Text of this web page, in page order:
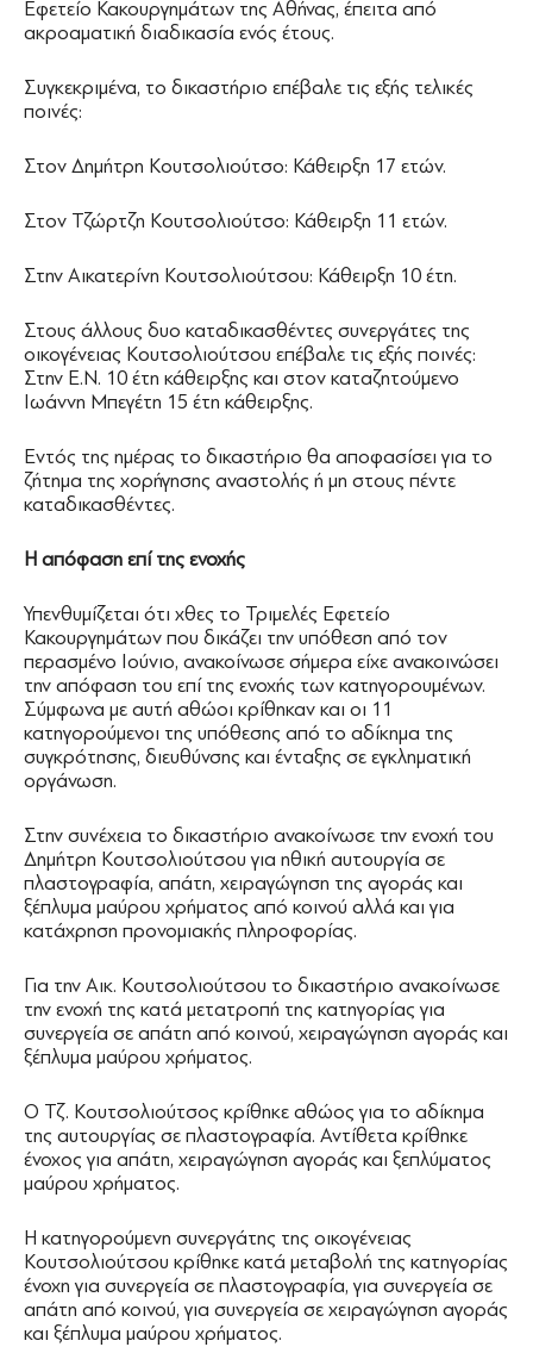
Εφετείο Κακουργημάτων της Αθήνας, έπειτα από
ακροαματική διαδικασία ενός έτους.
Συγκεκριμένα, το δικαστήριο επέβαλε τις εξής τελικές
ποινές:
Στον Δημήτρη Κουτσολιούτσο: Κάθειρξη 17 ετών.
Στον Τζώρτζη Κουτσολιούτσο: Κάθειρξη 11 ετών.
Στην Αικατερίνη Κουτσολιούτσου: Κάθειρξη 10 έτη.
Στους άλλους δυο καταδικασθέντες συνεργάτες της
οικογένειας Κουτσολιούτσου επέβαλε τις εξής ποινές:
Στην Ε.Ν. 10 έτη κάθειρξης και στον καταζητούμενο
Ιωάννη Μπεγέτη 15 έτη κάθειρξης.
Εντός της ημέρας το δικαστήριο θα αποφασίσει για το
ζήτημα της χορήγησης αναστολής ή μη στους πέντε
καταδικασθέντες.
Η απόφαση επί της ενοχής
Υπενθυμίζεται ότι χθες το Τριμελές Εφετείο
Κακουργημάτων που δικάζει την υπόθεση από τον
περασμένο Ιούνιο, ανακοίνωσε σήμερα είχε ανακοινώσει
την απόφαση του επί της ενοχής των κατηγορουμένων.
Σύμφωνα με αυτή αθώοι κρίθηκαν και οι 11
κατηγορούμενοι της υπόθεσης από το αδίκημα της
συγκρότησης, διευθύνσης και ένταξης σε εγκληματική
οργάνωση.
Στην συνέχεια το δικαστήριο ανακοίνωσε την ενοχή του
Δημήτρη Κουτσολιούτσου για ηθική αυτουργία σε
πλαστογραφία, απάτη, χειραγώγηση της αγοράς και
ξέπλυμα μαύρου χρήματος από κοινού αλλά και για
κατάχρηση προνομιακής πληροφορίας.
Για την Αικ. Κουτσολιούτσου το δικαστήριο ανακοίνωσε
την ενοχή της κατά μετατροπή της κατηγορίας για
συνεργεία σε απάτη από κοινού, χειραγώγηση αγοράς και
ξέπλυμα μαύρου χρήματος.
Ο Τζ. Κουτσολιούτσος κρίθηκε αθώος για το αδίκημα
της αυτουργίας σε πλαστογραφία. Αντίθετα κρίθηκε
ένοχος για απάτη, χειραγώγηση αγοράς και ξεπλύματος
μαύρου χρήματος.
Η κατηγορούμενη συνεργάτης της οικογένειας
Κουτσολιούτσου κρίθηκε κατά μεταβολή της κατηγορίας
ένοχη για συνεργεία σε πλαστογραφία, για συνεργεία σε
απάτη από κοινού, για συνεργεία σε χειραγώγηση αγοράς
και ξέπλυμα μαύρου χρήματος.